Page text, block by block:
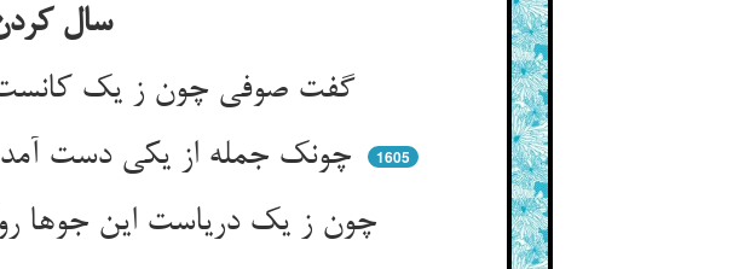
سال کردن آن صوفی قاضی را
گفت صوفی چون ز یک کانست زر ** این چرا نفعست و آن دیگر ضرر
چونک جمله از یکی دست آمدست ** این چرا هوشیار و آن مست آمدست
1605